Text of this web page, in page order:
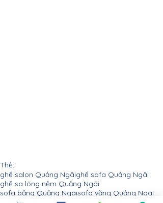
Thẻ:
ghế salon Quảng Ngãighế sofa Quảng Ngãi
ghế sa lông nệm Quảng Ngãi
sofa băng Quảng Ngãisofa văng Quảng Ngãi